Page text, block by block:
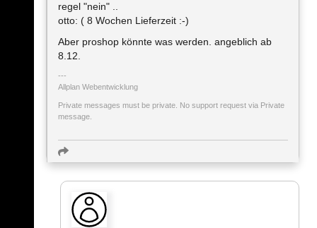
regel "nein" ..
otto: ( 8 Wochen Lieferzeit :-)
Aber proshop könnte was werden. angeblich ab
8.12.
Allplan Webentwicklung
Private messages must be private. No support request via Private
message.